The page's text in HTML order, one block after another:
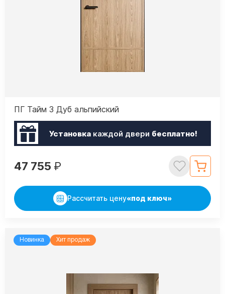
ПГ Тайм 3 Дуб альпийский
Установкакаждой двери бесплатно!
47 755 ₽
Рассчитать цену«под ключ»
Новинка Хит продаж